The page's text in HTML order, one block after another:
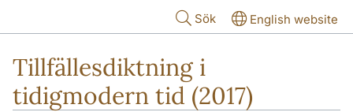
Sök English website
Tillfällesdiktning i
tidigmodern tid (2017)